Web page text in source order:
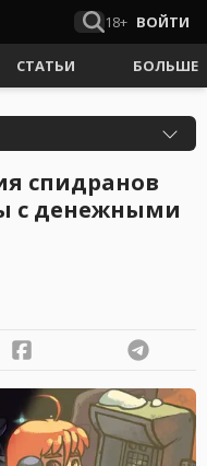
18+ ВОЙТИ
СТАТЬИ БОЛЬШЕ
спидранов
с денежными